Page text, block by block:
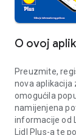
O ovoj
Preuzmite,
nova aplikacija
omogućila
namijenjena
informacije od
Lidl Plus-a te